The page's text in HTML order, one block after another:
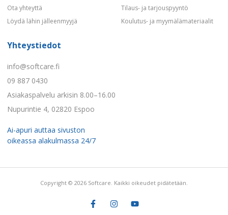
Ota yhteyttä
Löydä lähin jälleenmyyjä
Tilaus- ja tarjouspyyntö
Koulutus- ja myymälämateriaalit
Yhteystiedot
info@softcare.fi
09 887 0430
Asiakaspalvelu arkisin 8.00–16.00
Nupurintie 4, 02820 Espoo
Ai-apuri auttaa sivuston
oikeassa alakulmassa 24/7
Copyright © 2026 Softcare. Kaikki oikeudet pidätetään.